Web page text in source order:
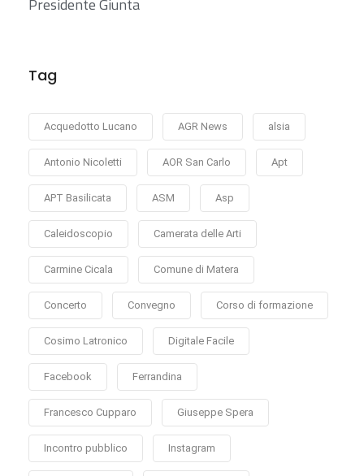
Presidente Giunta
Tag
Acquedotto Lucano AGR News alsia
Antonio Nicoletti AOR San Carlo Apt
APT Basilicata ASM Asp
Caleidoscopio Camerata delle Arti
Carmine Cicala Comune di Matera
Concerto Convegno Corso di formazione
Cosimo Latronico Digitale Facile
Facebook Ferrandina
Francesco Cupparo Giuseppe Spera
Incontro pubblico Instagram